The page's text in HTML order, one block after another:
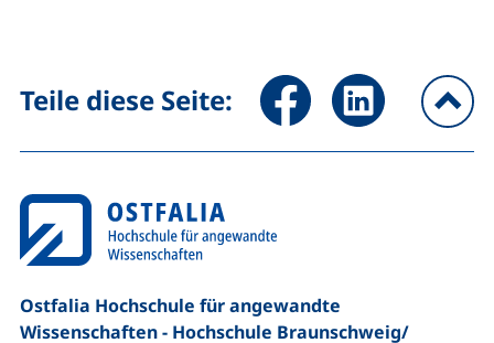
Teile diese Seite: Seite über Facebook teilen
Seite über
Ostfalia Hochschule für angewandte
Wissenschaften - Hochschule Braunschweig/​